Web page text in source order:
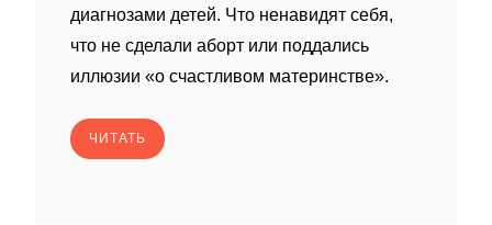
диагнозами детей. Что ненавидят себя,
что не сделали аборт или поддались
иллюзии «о счастливом материнстве».
ЧИТАТЬ